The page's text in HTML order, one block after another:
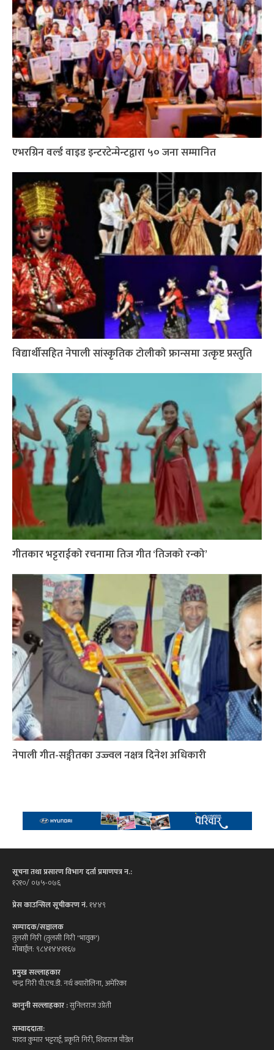
एभरग्रिन वर्ल्ड वाइड इन्टरटेन्मेन्टद्वारा ५० जना सम्मानित
विद्यार्थीसहित नेपाली सांस्कृतिक टोलीको फ्रान्समा उत्कृष्ट प्रस्तुति
गीतकार भट्टराईको रचनामा तिज गीत ‘तिजको रन्को’
नेपाली गीत-सङ्गीतका उज्ज्वल नक्षत्र दिनेश अधिकारी
सूचना तथा प्रसारण विभाग दर्ता प्रमाणपत्र न.:
१२१०/ ०७५-०७६
प्रेस काउन्सिल सूचीकरण नं.१४४९
सम्पादक/सञ्चालक
तुलसी गिरी (तुलसी गिरी 'भावुक')
मोबाईल: ९८४१४४११६७
प्रमुख सल्लाहकार
चन्द्र गिरी पी.एच.डी. नर्थ क्यारोलिना, अमेरिका
कानुनी सल्लाहकार :सुनिलराज उप्रेती
सम्वाददाता:
यादव कुमार भट्टराई, प्रकृति गिरी, शिवराज पौडेल